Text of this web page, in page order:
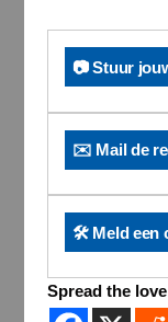
📷 Stuur
✉️ Mail de
🛠️ Meld een
Spread the love